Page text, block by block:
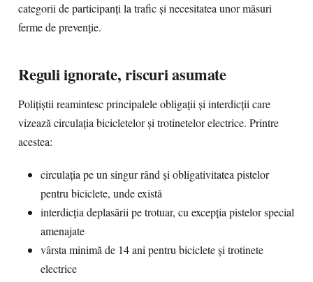
categorii de participanți la trafic și necesitatea unor măsuri
ferme de prevenție.
Reguli ignorate, riscuri asumate
Polițiștii reamintesc principalele obligații și interdicții care
vizează circulația bicicletelor și trotinetelor electrice. Printre
acestea:
circulația pe un singur rând și obligativitatea pistelor
pentru biciclete, unde există
interdicția deplasării pe trotuar, cu excepția pistelor special
amenajate
vârsta minimă de 14 ani pentru biciclete și trotinete
electrice